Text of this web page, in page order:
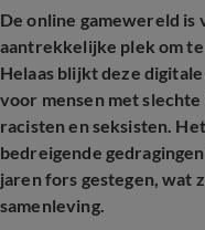
De online gamewereld
aantrekkelijke plek om
Helaas blijkt deze
voor mensen met
racisten en seksisten.
bedreigende
jaren fors gestegen, wat
samenleving.